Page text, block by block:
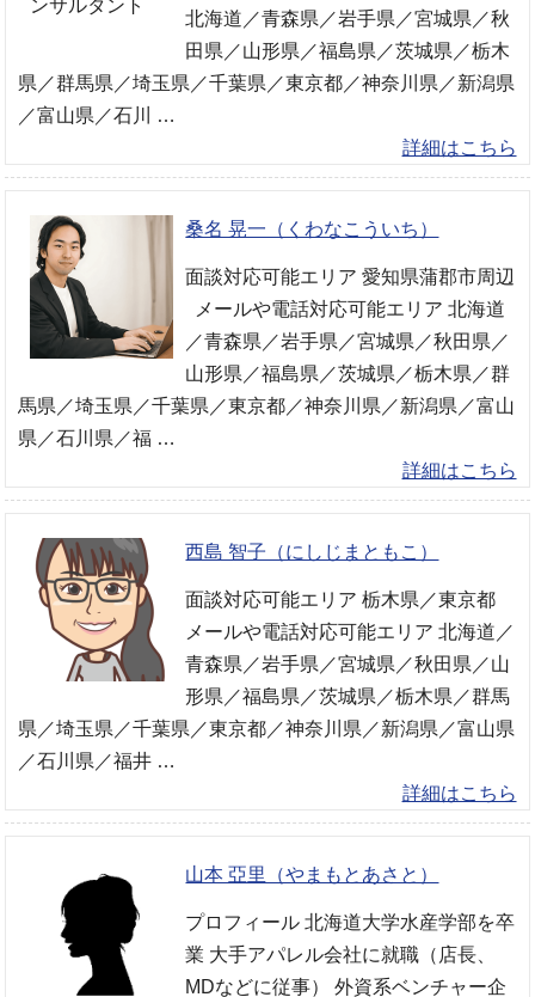
北海道／青森県／岩手県／宮城県／秋
田県／山形県／福島県／茨城県／栃木
県／群馬県／埼玉県／千葉県／東京都／神奈川県／新潟県
／富山県／石川 …
詳細はこちら
桑名 晃一（くわなこういち）
面談対応可能エリア 愛知県蒲郡市周辺
メールや電話対応可能エリア 北海道
／青森県／岩手県／宮城県／秋田県／
山形県／福島県／茨城県／栃木県／群
馬県／埼玉県／千葉県／東京都／神奈川県／新潟県／富山
県／石川県／福 …
詳細はこちら
西島 智子（にしじまともこ）
面談対応可能エリア 栃木県／東京都
メールや電話対応可能エリア 北海道／
青森県／岩手県／宮城県／秋田県／山
形県／福島県／茨城県／栃木県／群馬
県／埼玉県／千葉県／東京都／神奈川県／新潟県／富山県
／石川県／福井 …
詳細はこちら
山本 亞里（やまもとあさと）
プロフィール 北海道大学水産学部を卒
業 大手アパレル会社に就職（店長、
MDなどに従事） 外資系ベンチャー企